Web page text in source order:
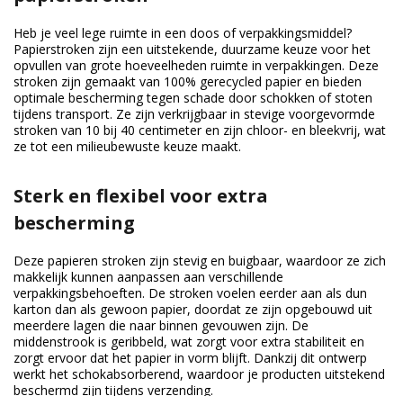
Heb je veel lege ruimte in een doos of verpakkingsmiddel?
Papierstroken zijn een uitstekende, duurzame keuze voor het
opvullen van grote hoeveelheden ruimte in verpakkingen. Deze
stroken zijn gemaakt van 100% gerecycled papier en bieden
optimale bescherming tegen schade door schokken of stoten
tijdens transport. Ze zijn verkrijgbaar in stevige voorgevormde
stroken van 10 bij 40 centimeter en zijn chloor- en bleekvrij, wat
ze tot een milieubewuste keuze maakt.
Sterk en flexibel voor extra
bescherming
Deze papieren stroken zijn stevig en buigbaar, waardoor ze zich
makkelijk kunnen aanpassen aan verschillende
verpakkingsbehoeften. De stroken voelen eerder aan als dun
karton dan als gewoon papier, doordat ze zijn opgebouwd uit
meerdere lagen die naar binnen gevouwen zijn. De
middenstrook is geribbeld, wat zorgt voor extra stabiliteit en
zorgt ervoor dat het papier in vorm blijft. Dankzij dit ontwerp
werkt het schokabsorberend, waardoor je producten uitstekend
beschermd zijn tijdens verzending.